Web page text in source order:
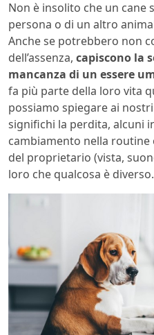
Non è insolito che un cane
persona o di un altro
Anche se potrebbero non
dell’assenza, capiscono la
mancanza di un essere
fa più parte della loro vita
possiamo spiegare ai
significhi la perdita, alcuni
cambiamento nella routine
del proprietario (vista,
loro che qualcosa è diverso.